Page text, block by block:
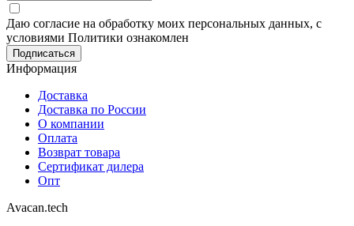
Даю согласие на обработку моих персональных данных, с
условиями Политики ознакомлен
Информация
Доставка
Доставка по России
О компании
Оплата
Возврат товара
Сертификат дилера
Опт
Avacan.tech